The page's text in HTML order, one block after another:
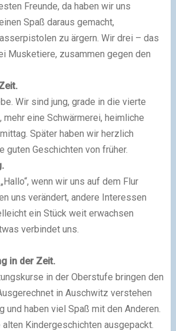
Freunde, da haben wir uns
Spaß daraus gemacht,
zu ärgern. Wir drei – das
Musketiere, zusammen gegen den
Wir sind jung, grade in die vierte
eine Schwärmerei, heimliche
Später haben wir herzlich
guten Geschichten von früher.
wenn wir uns auf dem Flur
uns verändert, andere Interessen
ein Stück weit erwachsen
verbindet uns.
in der Zeit.
in der Oberstufe bringen den
in Auschwitz verstehen
und haben viel Spaß mit den Anderen.
Kindergeschichten ausgepackt.